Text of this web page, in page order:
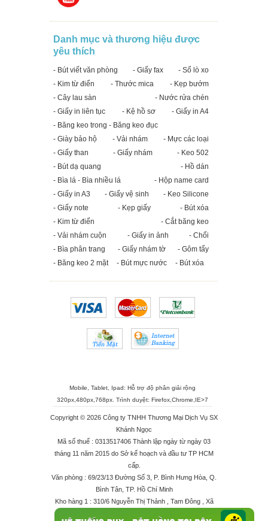
Danh mục và thương hiệu được
yêu thích
- Bút viết văn phòng - Giấy fax
- Sổ lò xo
- Kim từ điển
- Thước mica
- Kẹp bướm
- Cây lau sàn
- Nước rửa chén
- Giấy in liên tục
- Kệ hồ sơ
- Giấy in A4
- Băng keo trong - Băng keo đục
- Giày bảo hộ
- Vải nhám
- Mực các loại
- Giấy than
- Giấy nhám
- Keo 502
- Bút dạ quang
- Hồ dán
- Bìa lá - Bìa nhiều lá
- Hộp name card
- Giấy in A3
- Giấy vệ sinh
- Keo Silicone
- Giấy note
- Kẹp giấy
- Bút xóa
- Kim từ điển
- Cắt băng keo
- Vải nhám cuộn
- Giấy in ảnh
- Chổi
- Bìa phân trang
- Giấy nhám tờ
- Gôm tẩy
- Băng keo 2 mặt
- Bút mực nước - Bút xóa
Mobile, Tablet, Ipad: Hỗ trợ độ phân giải rộng
320px,480px,768px. Trình duyệt: Firefox Chrome IE>7
Copyright © 2026 Công ty TNHH Thương Mại Dịch Vụ SX
Khánh Ngọc
Mã số thuế : 0313517406 Thành lập ngày từ ngày 03
tháng 11 năm 2015 do Sở kế hoạch và đầu tư TP HCM
cấp.
Văn phòng : 69/23/13 Đường Số 3, P. Bình Hưng Hòa, Q.
Bình Tân, TP. Hồ Chí Minh
Kho hàng 1 : 310/6 Nguyễn Thị Thảnh , Tam Đông , Xã